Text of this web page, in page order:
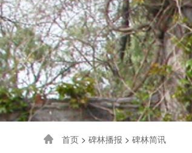
首页 > 碑林播报 > 碑林简讯